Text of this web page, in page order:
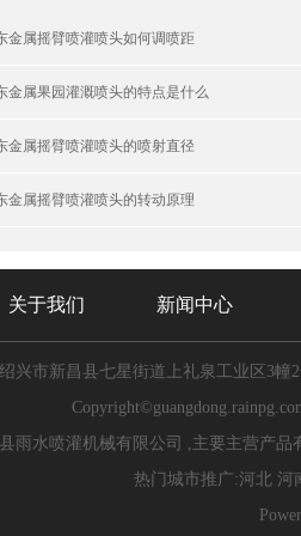
金属摇臂喷灌喷头如何调喷距
金属果园灌溉喷头的特点是什么
金属摇臂喷灌喷头的喷射直径
金属摇臂喷灌喷头的转动原理
关于我们 新闻中心
兴市新昌县七星街道上礼泉工业区3幢
Copyright©
雨水喷灌机械有限公司 ,主要主营产
热门城市推广:河北 河